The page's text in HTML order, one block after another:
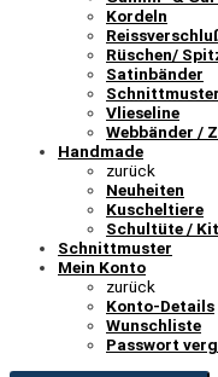
Kordeln
Rüschen/
Satinbänder
Vlieseline
Webbänder /
Handmade
zurück
Neuheiten
Kuscheltiere
Schultüte /
Schnittmuster
Mein Konto
zurück
Konto-Details
Wunschliste
Passwort